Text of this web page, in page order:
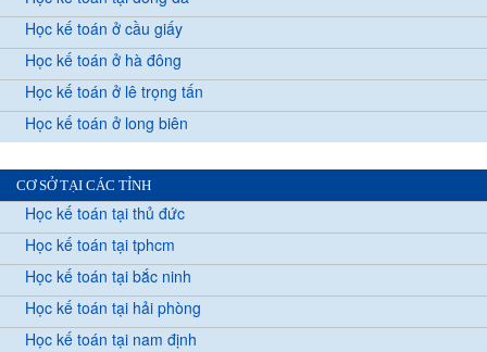
Học kế toán ở cầu giấy
Học kế toán ở hà đông
Học kế toán ở lê trọng tấn
Học kế toán ở long biên
CƠ SỞ TẠI CÁC TỈNH
Học kế toán tại thủ đức
Học kế toán tại tphcm
Học kế toán tại bắc ninh
Học kế toán tại hải phòng
Học kế toán tại nam định